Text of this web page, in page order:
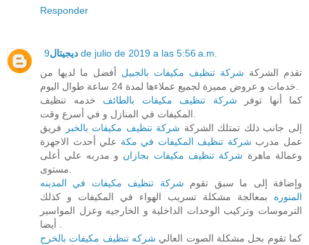
Responder
ديجيتال 9 de julio de 2019 a las 5:56 a.m.
تقدم الشركة شركة تنظيف مكيفات بالجبيل أفضل ما لديها من
خدمات و عروض مميزة لجميع عملاءها لمدة 24 ساعة طوال اليوم.
كما أنها توفر شركة تنظيف مكيفات بالطائف خدمه تنظيف
المكيفات في المنازل و في أسرع وقت.
إلى جانب ذلك تمتلك الشركة شركة تنظيف مكيفات بالخبر
فريق
عمل مدرب شركة تنظيف المكيفات في مكة علي أحدث الاجهزة
وعمالة ماهرة شركة تنظيف مكيفات بجازان و مدربه علي أعلى
مستوى.
وإضافة إلى ما سبق تقوم شركة تنظيف مكيفات في المدينه
المنوره بمعالجة مشكلة تسريب الهواء في المكيفات و كذلك
الترموسات وتركيب الوحدات الداخلية و الخارجيه وعزل المواسير
أيضا .
كما تقوم بحل مشكلة الصوت العالي شركه تنظيف مكيفات بالخرج